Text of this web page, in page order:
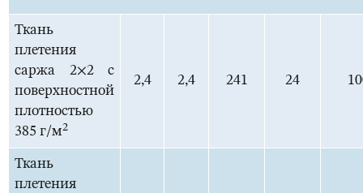
Ткань
плетения
саржа 2×2 с
поверхностной
плотностью
385 г/м2
2,4 2,4 241 24
Ткань
плетения